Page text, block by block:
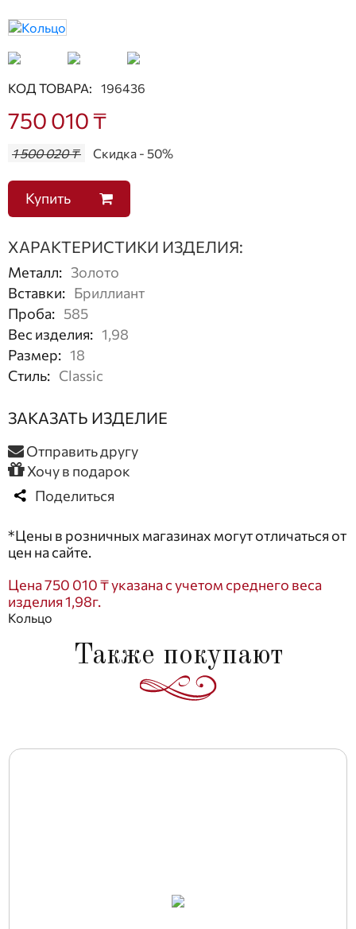
КОД ТОВАРА: 196436
750 010 ₸
1 500 020 ₸ Скидка - 50%
Купить
ХАРАКТЕРИСТИКИ ИЗДЕЛИЯ:
Металл: Золото
Вставки: Бриллиант
Проба: 585
Вес изделия: 1,98
Размер: 18
Стиль: Classic
ЗАКАЗАТЬ ИЗДЕЛИЕ
Отправить другу
Хочу в подарок
Поделиться
*Цены в розничных магазинах могут отличаться от
цен на сайте.
Цена 750 010 ₸ указана с учетом среднего веса
изделия 1,98г.
Кольцо
Также покупают